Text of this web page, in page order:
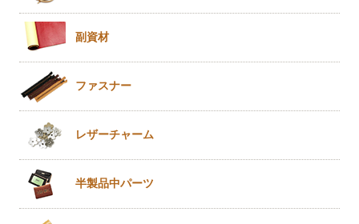
副資材
ファスナー
レザーチャーム
半製品中パーツ